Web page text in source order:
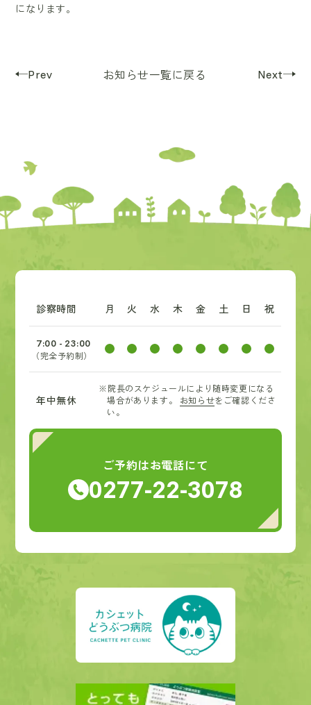
になります。
Prev お知らせ一覧に戻る Next
診察時間 月 火 水 木 金 土 日 祝
7:00 - 23:00
（完全予約制）
年中無休
※院長のスケジュールにより随時変更になる
場合があります。 お知らせをご確認くださ
い。
ご予約はお電話にて
0277-22-3078